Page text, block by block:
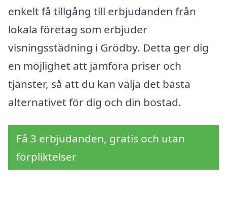
enkelt få tillgång till erbjudanden från
lokala företag som erbjuder
visningsstädning i Grödby. Detta ger dig
en möjlighet att jämföra priser och
tjänster, så att du kan välja det bästa
alternativet för dig och din bostad.
Få 3 erbjudanden, gratis och utan
förpliktelser